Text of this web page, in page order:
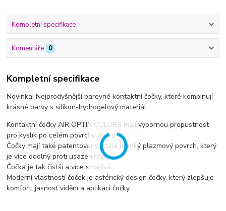
Kompletní specifikace
Komentáře 0
Kompletní specifikace
Novinka! Nejprodyšnější barevné kontaktní čočky, které kombinují
krásné barvy s silikon-hydrogelový materiál.
Kontaktní čočky AIR OPTIX COLORS mají výbornou propustnost
pro kyslík po celém povrchu čočky.
Čočky mají také patentovaný, stále hladký plazmový povrch, který
je více odolný proti usazeninám.
Čočka je tak čistší a více smáčivá.
Moderní vlastností čoček je asférický design čočky, který zlepšuje
komfort, jasnost vidění a aplikaci čočky.